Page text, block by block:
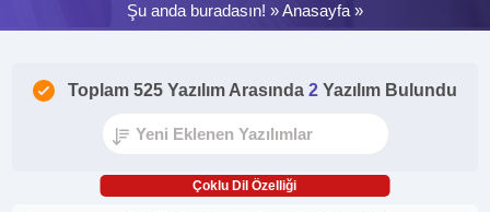
Şu anda buradasın! »Anasayfa »
Toplam 525 Yazılım Arasında 2 Yazılım Bulundu
Çoklu Dil Özelliği